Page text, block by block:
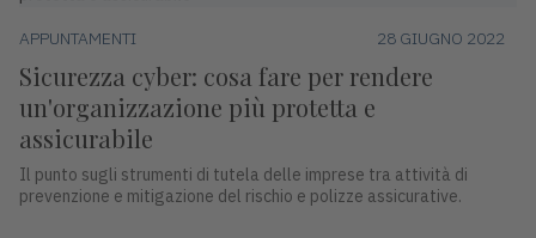
APPUNTAMENTI 28 GIUGNO 2022
Sicurezza cyber: cosa fare per rendere
un'organizzazione più protetta e
assicurabile
Il punto sugli strumenti di tutela delle imprese tra attività di
prevenzione e mitigazione del rischio e polizze assicurative.